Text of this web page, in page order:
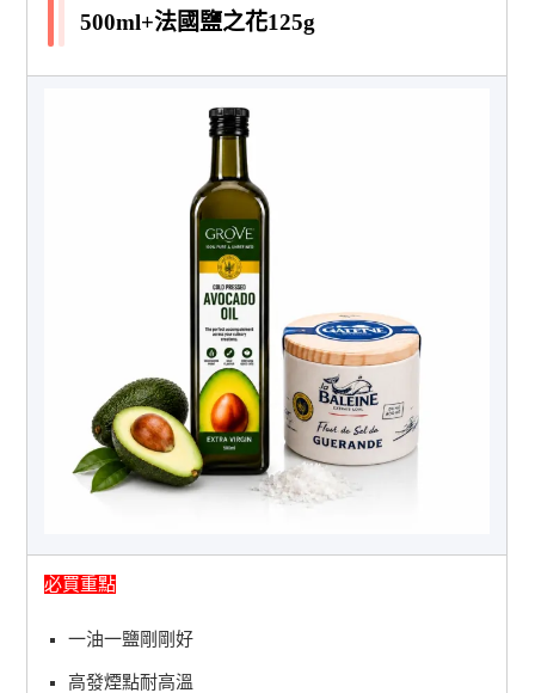
500ml+法國鹽之花125g
必買重點
一油一鹽剛剛好
高發煙點耐高溫